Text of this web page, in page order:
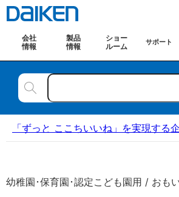
会社
情報
製品
情報
ショー
ルーム
サポート
「ずっと ここちいいね」を実現す
幼稚園･保育園･認定こども園用 / おも